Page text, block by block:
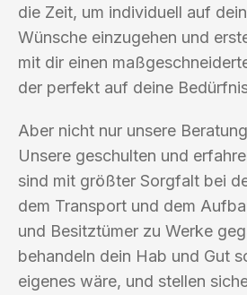
die Zeit, um individuell auf
Wünsche einzugehen und
mit dir einen
der perfekt auf deine
Aber nicht nur unsere
Unsere geschulten und
sind mit größter Sorgfalt bei
dem Transport und dem
und Besitztümer zu Werke
behandeln dein Hab und Gut
eigenes wäre, und stellen